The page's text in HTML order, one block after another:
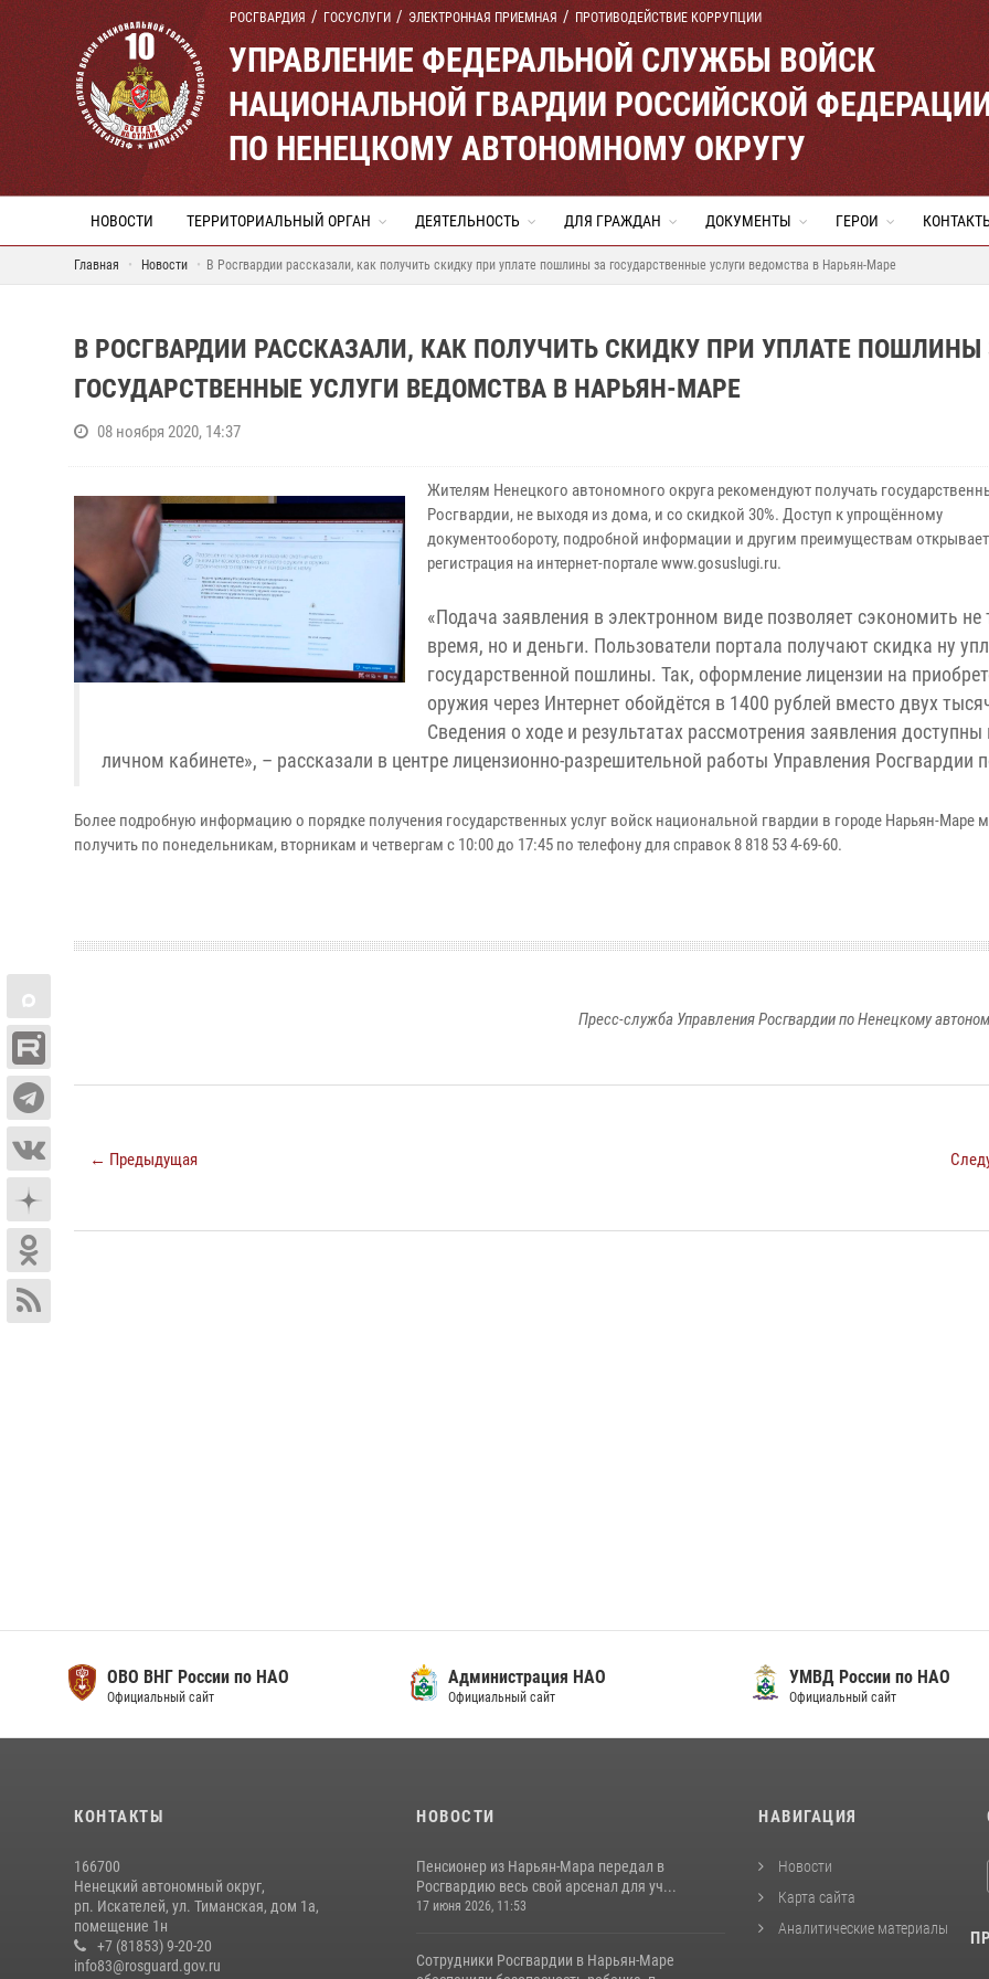
РОСГВАРДИЯ ГОСУСЛУГИ ЭЛЕКТРОННАЯ ПРИЕМНАЯ ПРОТИВОДЕЙСТВИЕ КОРРУПЦИИ
УПРАВЛЕНИЕ ФЕДЕРАЛЬНОЙ СЛУЖБЫ ВОЙСК
НАЦИОНАЛЬНОЙ ГВАРДИИ РОССИЙСКОЙ
ПО НЕНЕЦКОМУ АВТОНОМНОМУ ОКРУГУ
НОВОСТИ ТЕРРИТОРИАЛЬНЫЙ ОРГАН ДЕЯТЕЛЬНОСТЬ ДЛЯ ГРАЖДАН ДОКУМЕНТЫ ГЕРОИ
Главная Новости В Росгвардии рассказали, как получить скидку при уплате пошлины за государственные услуги ведомства в Нарьян-Маре
В РОСГВАРДИИ РАССКАЗАЛИ, КАК ПОЛУЧИТЬ СКИДКУ ПРИ УПЛАТЕ ПОШЛИНЫ
ГОСУДАРСТВЕННЫЕ УСЛУГИ ВЕДОМСТВА В НАРЬЯН-МАРЕ
08 ноября 2020, 14:37
Жителям Ненецкого автономного округа рекомендуют получать
Росгвардии, не выходя из дома, и со скидкой 30%. Доступ к упрощённому
документообороту, подробной информации и другим преимуществам открывает
регистрация на интернет-портале www.gosuslugi.ru.
«Подача заявления в электронном виде позволяет сэкономить не
время, но и деньги. Пользователи портала получают скидка ну
государственной пошлины. Так, оформление лицензии на
оружия через Интернет обойдётся в 1400 рублей вместо двух
Сведения о ходе и результатах рассмотрения заявления доступны
личном кабинете», – рассказали в центре лицензионно-разрешительной работы Управления Росгвардии
Более подробную информацию о порядке получения государственных услуг войск национальной гвардии в городе Нарьян-Маре
получить по понедельникам, вторникам и четвергам с 10:00 до 17:45 по телефону для справок 8 818 53 4-69-60.
Пресс-служба Управления Росгвардии по Ненецкому
← Предыдущая
ОВО ВНГ России по НАО
Официальный сайт
Администрация НАО
Официальный сайт
УМВД России по НАО
Официальный сайт
КОНТАКТЫ
166700
Ненецкий автономный округ,
рп. Искателей, ул. Тиманская, дом 1а,
помещение 1н
+7 (81853) 9-20-20
info83@rosguard.gov.ru
НОВОСТИ
Пенсионер из Нарьян-Мара передал в
Росгвардию весь свой арсенал для уч...
17 июня 2026, 11:53
Сотрудники Росгвардии в Нарьян-Маре
НАВИГАЦИЯ
Новости
Карта сайта
Аналитические материалы